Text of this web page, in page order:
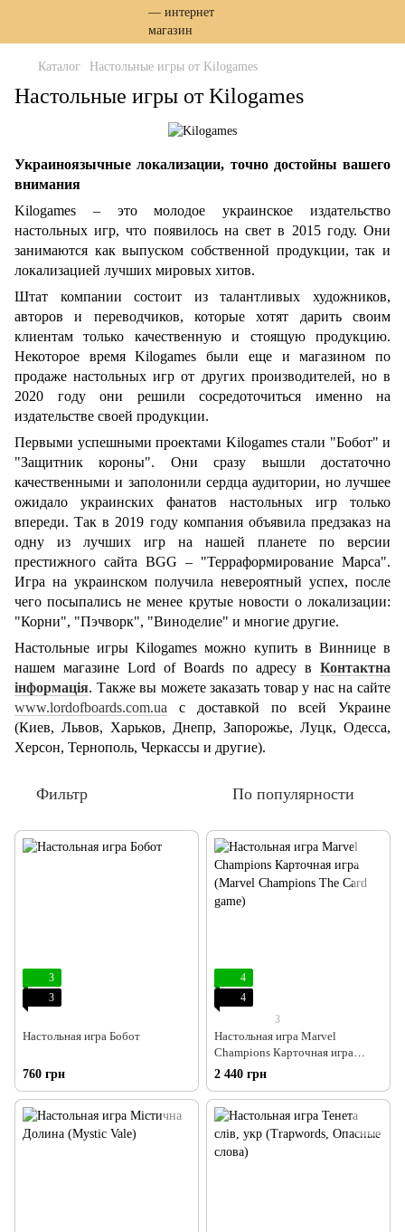
Каталог Настольные игры от Kilogames
Настольные игры от Kilogames
Украиноязычные локализации, точно достойны вашего
внимания
Kilogames – это молодое украинское издательство
настольных игр, что появилось на свет в 2015 году. Они
занимаются как выпуском собственной продукции, так и
локализацией лучших мировых хитов.
Штат компании состоит из талантливых художников,
авторов и переводчиков, которые хотят дарить своим
клиентам только качественную и стоящую продукцию.
Некоторое время Kilogames были еще и магазином по
продаже настольных игр от других производителей, но в
2020 году они решили сосредоточиться именно на
издательстве своей продукции.
Первыми успешными проектами Kilogames стали "Бобот" и
"Защитник короны". Они сразу вышли достаточно
качественными и заполонили сердца аудитории, но лучшее
ожидало украинских фанатов настольных игр только
впереди. Так в 2019 году компания объявила предзаказ на
одну из лучших игр на нашей планете по версии
престижного сайта BGG – "Терраформирование Марса".
Игра на украинском получила невероятный успех, после
чего посыпались не менее крутые новости о локализации:
"Корни", "Пэчворк", "Виноделие" и многие другие.
Настольные игры Kilogames можно купить в Виннице в
нашем магазине Lord of Boards по адресу в Контактна
інформація. Также вы можете заказать товар у нас на сайте
www.lordofboards.com.ua с доставкой по всей Украине
(Киев, Львов, Харьков, Днепр, Запорожье, Луцк, Одесса,
Херсон, Тернополь, Черкассы и другие).
Фильтр По популярности
3
3
Настольная игра Бобот
760 грн
4
4
3
Настольная игра Marvel
Champions Карточная игра
(Marvel Champions The Card
2 440 грн